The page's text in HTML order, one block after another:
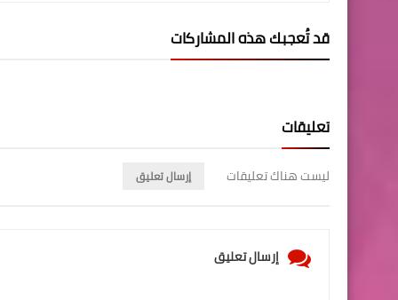
قد تُعجبك هذه المشاركات
تعليقات
ليست هناك تعليقات إرسال تعليق
إرسال تعليق